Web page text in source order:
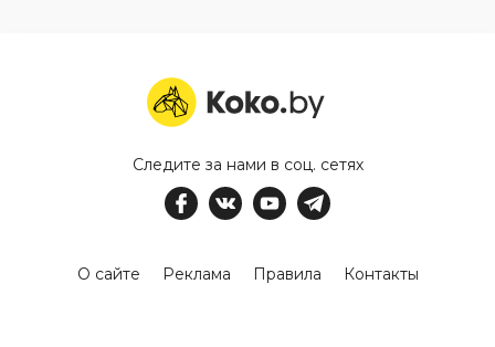
Следите за нами в соц. сетях
О сайте Реклама Правила Контакты